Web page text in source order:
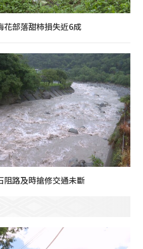
花部落甜柿損失近6成
阻路及時搶修交通未斷